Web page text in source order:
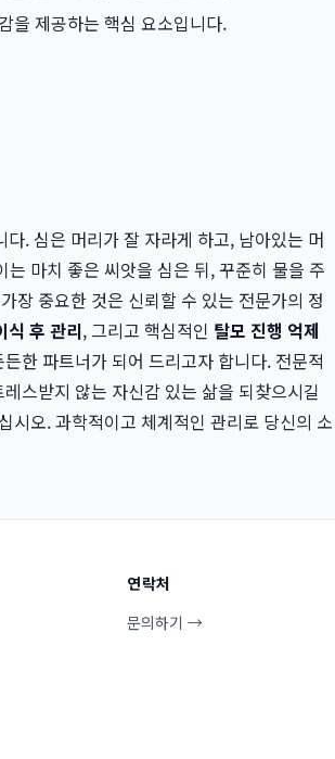
을 제공하는 핵심 요소입니다.
. 심은 머리가 잘 자라게 하고, 남아있는 머
마치 좋은 씨앗을 심은 뒤, 꾸준히 물을 주
장 중요한 것은 신뢰할 수 있는 전문가의 정
식 후 관리, 그리고 핵심적인 탈모 진행 억제
한 파트너가 되어 드리고자 합니다. 전문적
스받지 않는 자신감 있는 삶을 되찾으시길
시오. 과학적이고 체계적인 관리로 당신의 소
연락처
문의하기 →